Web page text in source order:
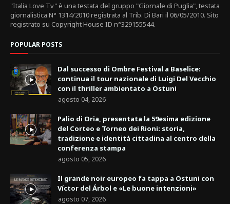
"Italia Love Tv" è una testata del gruppo "Giornale di Puglia", testata
giornalistica N° 1314/2010 registrata al Trib. Di Bari il 06/05/2010. Sito
registrato su Copyright House ID n°329155544.
POPULAR POSTS
Dal successo di Ombre Festival a Baselice:
continua il tour nazionale di Luigi Del Vecchio
con il thriller ambientato a Ostuni
agosto 04, 2026
Palio di Oria, presentata la 59esima edizione
del Corteo e Torneo dei Rioni: storia,
tradizione e identità cittadina al centro della
conferenza stampa
agosto 05, 2026
Il grande noir europeo fa tappa a Ostuni con
Víctor del Árbol e «Le buone intenzioni»
agosto 07, 2026